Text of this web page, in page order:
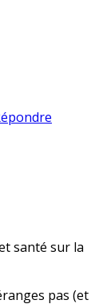
santé sur la
pas (et